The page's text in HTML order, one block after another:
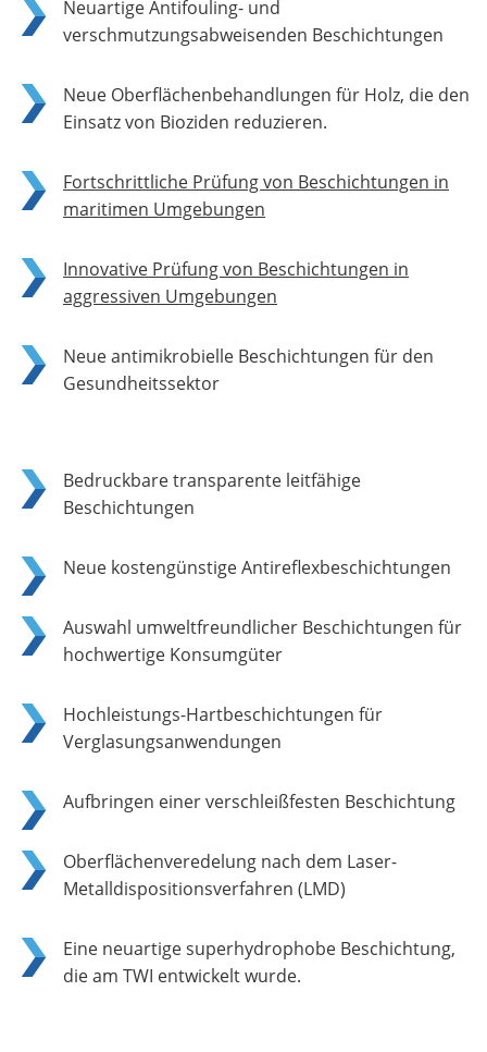
Neuartige Antifouling- und
verschmutzungsabweisenden Beschichtungen
Neue Oberflächenbehandlungen für Holz, die den
Einsatz von Bioziden reduzieren.
Fortschrittliche Prüfung von Beschichtungen in
maritimen Umgebungen
Innovative Prüfung von Beschichtungen in
aggressiven Umgebungen
Neue antimikrobielle Beschichtungen für den
Gesundheitssektor
Bedruckbare transparente leitfähige
Beschichtungen
Neue kostengünstige Antireflexbeschichtungen
Auswahl umweltfreundlicher Beschichtungen für
hochwertige Konsumgüter
Hochleistungs-Hartbeschichtungen für
Verglasungsanwendungen
Aufbringen einer verschleißfesten Beschichtung
Oberflächenveredelung nach dem Laser-
Metalldispositionsverfahren (LMD)
Eine neuartige superhydrophobe Beschichtung,
die am TWI entwickelt wurde.